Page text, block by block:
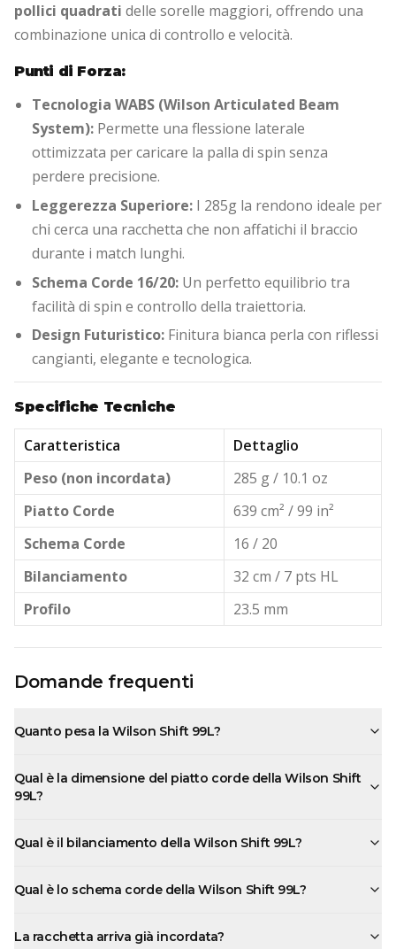
pollici quadrati delle sorelle maggiori, offrendo una
combinazione unica di controllo e velocità.
Punti di Forza:
Tecnologia WABS (Wilson Articulated Beam
System): Permette una flessione laterale
ottimizzata per caricare la palla di spin senza
perdere precisione.
Leggerezza Superiore: I 285g la rendono ideale per
chi cerca una racchetta che non affatichi il braccio
durante i match lunghi.
Schema Corde 16/20: Un perfetto equilibrio tra
facilità di spin e controllo della traiettoria.
Design Futuristico: Finitura bianca perla con riflessi
cangianti, elegante e tecnologica.
Specifiche Tecniche
Caratteristica
Dettaglio
Peso (non incordata)
285 g / 10.1 oz
Piatto Corde
639 cm² / 99 in²
Schema Corde
16 / 20
Bilanciamento
32 cm / 7 pts HL
Profilo
23.5 mm
Domande frequenti
Quanto pesa la Wilson Shift 99L?
Qual è la dimensione del piatto corde della Wilson Shift
99L?
Qual è il bilanciamento della Wilson Shift 99L?
Qual è lo schema corde della Wilson Shift 99L?
La racchetta arriva già incordata?